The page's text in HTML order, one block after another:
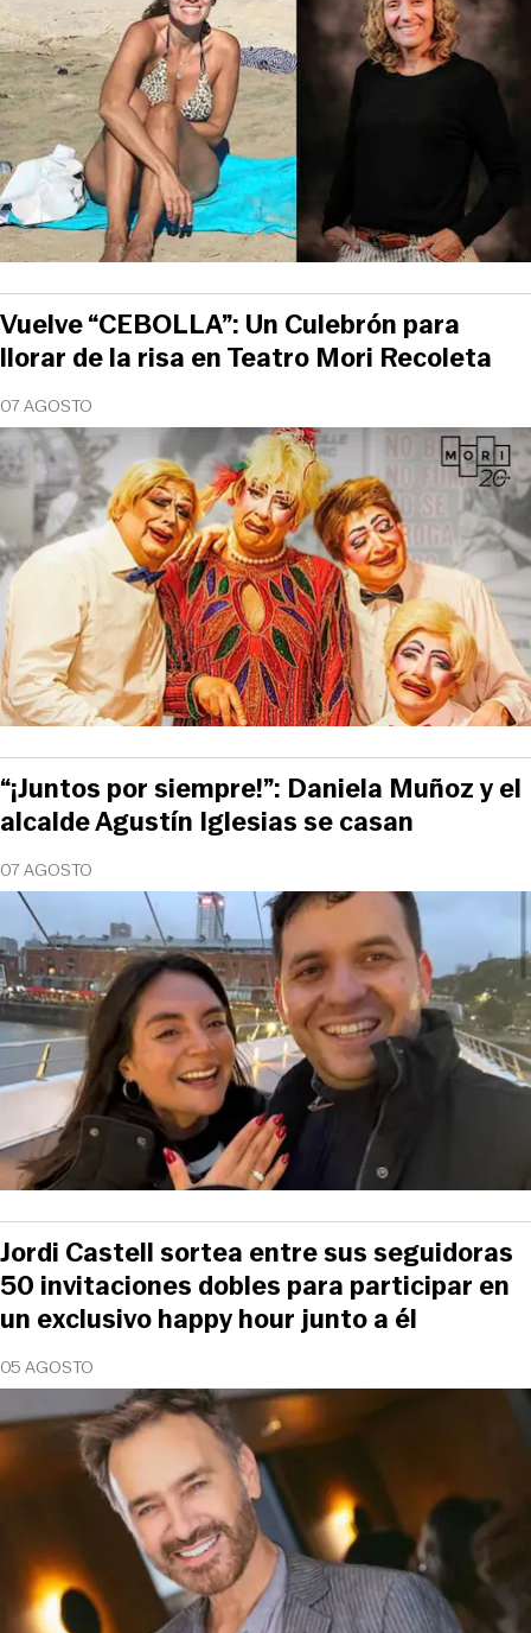
07 AGOSTO
Vuelve “CEBOLLA”: Un Culebrón para
llorar de la risa en Teatro Mori Recoleta
07 AGOSTO
“¡Juntos por siempre!”: Daniela Muñoz y el
alcalde Agustín Iglesias se casan
05 AGOSTO
Jordi Castell sortea entre sus seguidoras
50 invitaciones dobles para participar en
un exclusivo happy hour junto a él